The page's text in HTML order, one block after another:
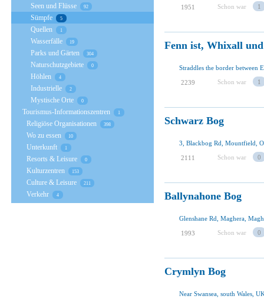
1951 Schon war 1
Fenn ist, Whixall
2239 Schon war 1
Schwarz Bog
3, Blackbog Rd, Mountfield,
2111 Schon war 0
Ballynahone Bog
Glenshane Rd, Maghera,
1993 Schon war 0
Crymlyn Bog
Near Swansea, south Wales,
Seen und Flüsse 92
Sümpfe 5
Quellen 1
Wasserfälle 19
Parks und Gärten 304
Naturschutzgebiete 0
Höhlen 4
Industrielle 2
Mystische Orte 0
Tourismus-Informationszentren 1
Religiöse Organisationen 398
Wo zu essen 10
Unterkunft 1
Resorts & Leisure 0
Kulturzentren 153
Culture & Leisure 211
Verkehr 4